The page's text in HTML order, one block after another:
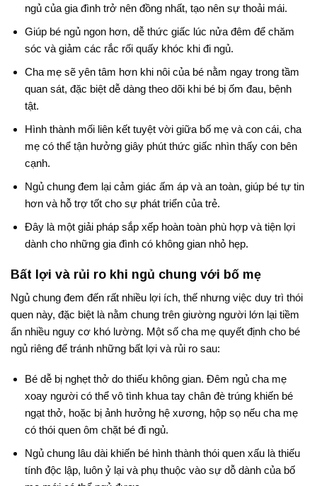
ngủ của gia đình trở nên đồng nhất, tạo nên sự thoải mái.
Giúp bé ngủ ngon hơn, dễ thức giấc lúc nửa đêm để chăm
sóc và giảm các rắc rối quấy khóc khi đi ngủ.
Cha mẹ sẽ yên tâm hơn khi nôi của bé nằm ngay trong tầm
quan sát, đặc biệt dễ dàng theo dõi khi bé bị ốm đau, bệnh
tật.
Hình thành mối liên kết tuyệt vời giữa bố mẹ và con cái, cha
mẹ có thể tận hưởng giây phút thức giấc nhìn thấy con bên
cạnh.
Ngủ chung đem lại cảm giác ấm áp và an toàn, giúp bé tự tin
hơn và hỗ trợ tốt cho sự phát triển của trẻ.
Đây là một giải pháp sắp xếp hoàn toàn phù hợp và tiện lợi
dành cho những gia đình có không gian nhỏ hẹp.
Bất lợi và rủi ro khi ngủ chung với bố mẹ
Ngủ chung đem đến rất nhiều lợi ích, thế nhưng việc duy trì thói
quen này, đặc biệt là nằm chung trên giường người lớn lại tiềm
ẩn nhiều nguy cơ khó lường. Một số cha mẹ quyết định cho bé
ngủ riêng để tránh những bất lợi và rủi ro sau:
Bé dễ bị nghẹt thở do thiếu không gian. Đêm ngủ cha mẹ
xoay người có thể vô tình khua tay chân đè trúng khiến bé
ngạt thở, hoặc bị ảnh hưởng hệ xương, hộp sọ nếu cha mẹ
có thói quen ôm chặt bé đi ngủ.
Ngủ chung lâu dài khiến bé hình thành thói quen xấu là thiếu
tính độc lập, luôn ỷ lại và phụ thuộc vào sự dỗ dành của bố